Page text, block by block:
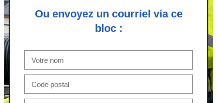
Ou envoyez un courriel via ce
bloc :